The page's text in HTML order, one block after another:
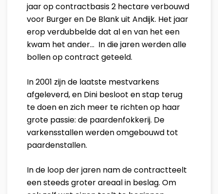
jaar op contractbasis 2 hectare verbouwd
voor Burger en De Blank uit Andijk. Het jaar
erop verdubbelde dat al en van het een
kwam het ander... In die jaren werden alle
bollen op contract geteeld.
In 2001 zijn de laatste mestvarkens
afgeleverd, en Dini besloot en stap terug
te doen en zich meer te richten op haar
grote passie: de paardenfokkerij. De
varkensstallen werden omgebouwd tot
paardenstallen.
In de loop der jaren nam de contractteelt
een steeds groter areaal in beslag. Om